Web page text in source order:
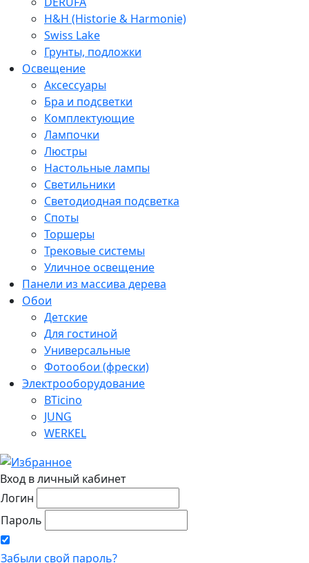
H&H (Historie & Harmonie)
Swiss Lake
Грунты, подложки
Освещение
Аксессуары
Бра и подсветки
Комплектующие
Лампочки
Люстры
Настольные лампы
Светильники
Светодиодная подсветка
Споты
Торшеры
Трековые системы
Уличное освещение
Панели из массива дерева
Обои
Детские
Для гостиной
Универсальные
Фотообои (фрески)
Электрооборудование
BTicino
JUNG
WERKEL
Вход в личный кабинет
Логин
Пароль
Забыли свой пароль?